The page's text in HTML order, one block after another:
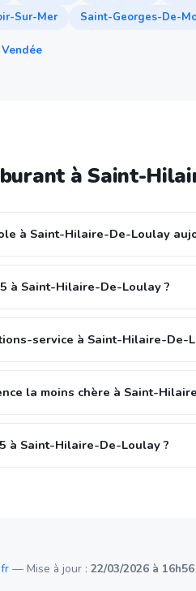
Sur-Mer Saint-Georges-De-
à Saint-
à Saint-Hilaire-De-Loulay
à Saint-Hilaire-De-Loulay ?
service à Saint-Hilaire-De-
la moins chère à Saint-
à Saint-Hilaire-De-Loulay ?
— Mise à jour : 22/03/2026 à 16h56